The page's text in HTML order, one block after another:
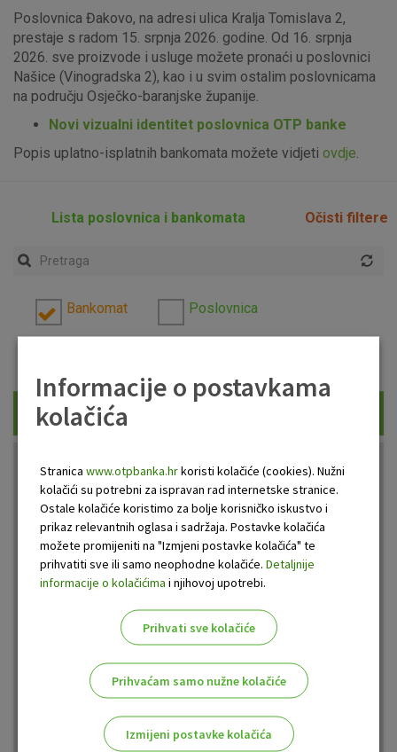
Poslovnica Đakovo, na adresi ulica Kralja Tomislava 2,
prestaje s radom 15. srpnja 2026. godine. Od 16. srpnja
2026. sve proizvode i usluge možete pronaći u poslovnici
Našice (Vinogradska 2), kao i u svim ostalim poslovnicama
na području Osječko-baranjske županije.
Novi vizualni identitet poslovnica OTP banke
Popis uplatno-isplatnih bankomata možete vidjeti ovdje
Lista poslovnica i bankomata Očisti filtere
Bankomat Poslovnica
Traži
Informacije o postavkama
kolačića
Stranica www.otpbanka.hrkoristi kolačiće (cookies). Nužni
kolačići su potrebni za ispravan rad internetske stranice.
Ostale kolačiće koristimo za bolje korisničko iskustvo i
prikaz relevantnih oglasa i sadržaja. Postavke kolačića
možete promijeniti na "Izmjeni postavke kolačića" te
prihvatiti sve ili samo neophodne kolačiće. Detaljnije
informacije o kolačićima i njihovoj upotrebi.
Prihvati sve kolačiće
Prihvaćam samo nužne kolačiće
Izmijeni postavke kolačića